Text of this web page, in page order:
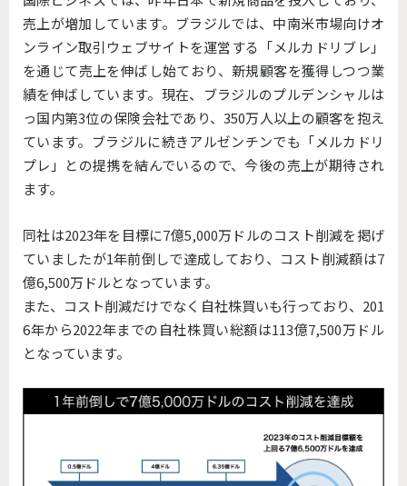
売上が増加しています。ブラジルでは、中南米市場向けオ
ンライン取引ウェブサイトを運営する「メルカドリブレ」
を通じて売上を伸ばし始ており、新規顧客を獲得しつつ業
績を伸ばしています。現在、ブラジルのプルデンシャルは
っ国内第3位の保険会社であり、350万人以上の顧客を抱え
ています。ブラジルに続きアルゼンチンでも「メルカドリ
プレ」との提携を結んでいるので、今後の売上が期待され
ます。
同社は2023年を目標に7億5,000万ドルのコスト削減を掲げ
ていましたが1年前倒しで達成しており、コスト削減額は7
億6,500万ドルとなっています。
また、コスト削減だけでなく自社株買いも行っており、201
6年から2022年までの自社株買い総額は113億7,500万ドル
となっています。